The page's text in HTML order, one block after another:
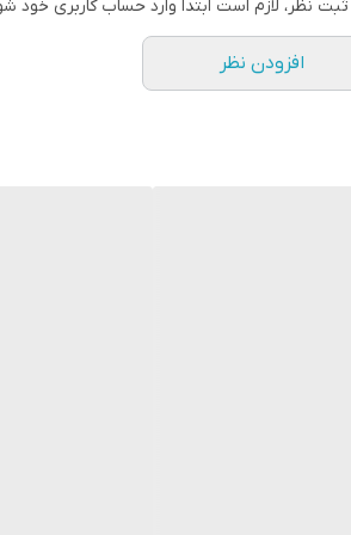
ثبت نظر، لازم است ابتدا وارد حساب کاربری خود
افزودن نظر